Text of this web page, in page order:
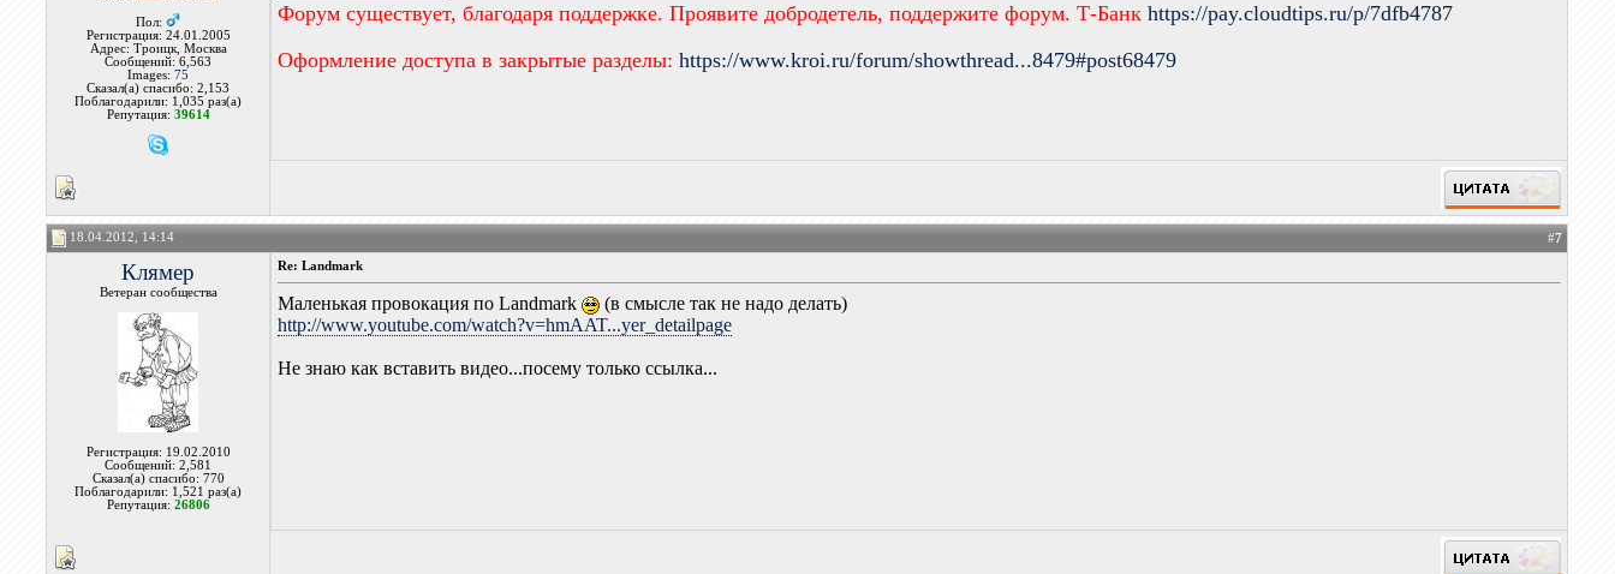
Пол:
Регистрация: 24.01.2005
Адрес: Троицк, Москва
Сообщений: 6,563
Images:75
Сказал(а) спасибо: 2,153
Поблагодарили: 1,035 раз(а)
Репутация: 39614
Форум существует, благодаря поддержке. Проявите добродетель, поддержите форум. Т-Банкhttps://pay.cloudtips.ru/p/7dfb4787
Оформление доступа в закрытые разделы:https://www.kroi.ru/forum/showthread...8479#post68479
18.04.2012, 14:14 #7
Клямер
Ветеран сообщества
Регистрация: 19.02.2010
Сообщений: 2,581
Сказал(а) спасибо: 770
Поблагодарили: 1,521 раз(а)
Репутация: 26806
Re: Landmark
Маленькая провокация по Landmark
(в смысле так не надо делать)
http://www.youtube.com/watch?v=hmAAT...yer_detailpage
Не знаю как вставить видео...посему только ссылка...